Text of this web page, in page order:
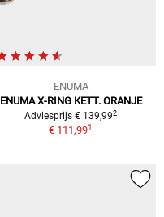
ENUMA
ENUMA X-RING KETT. ORANJE
Adviesprijs € 139,992
€ 111,991